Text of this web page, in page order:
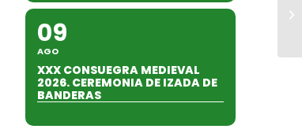
09
AGO
XXX CONSUEGRA MEDIEVAL
2026. CEREMONIA DE IZADA DE
BANDERAS